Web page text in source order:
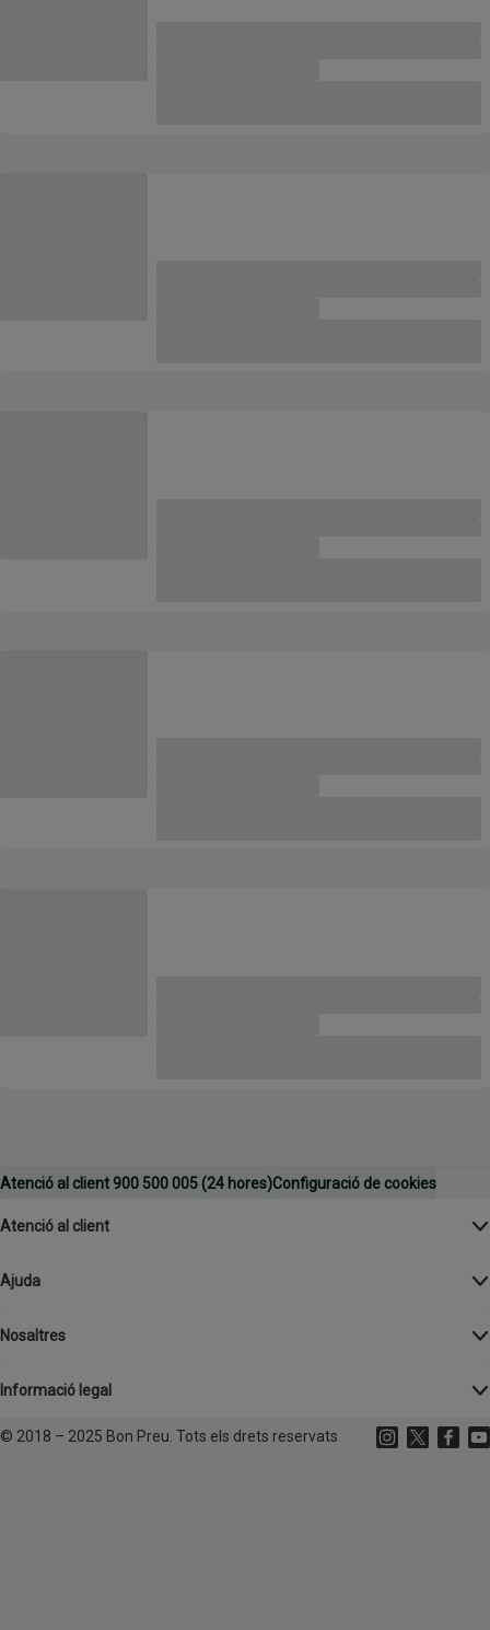
Atenció al client 900 500 005 (24 hores)Configuració de cookies
Atenció al client
Ajuda
Nosaltres
Informació legal
© 2018 – 2025 Bon Preu. Tots els drets reservats Instagram
(s'obre en
X (s'obre